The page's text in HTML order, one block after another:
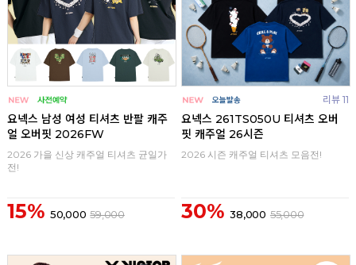
요넥스 남성 여성 티셔츠 반팔 캐주
얼 오버핏 2026FW
2026 가을 신상 캐주얼 티셔츠 균일가
전!
15% 50,000 59,000
리뷰 11
요넥스 261TS050U 티셔츠 오버
핏 캐주얼 26시즌
2026 시즌 캐주얼 티셔츠 모음전!
30% 38,000 55,000